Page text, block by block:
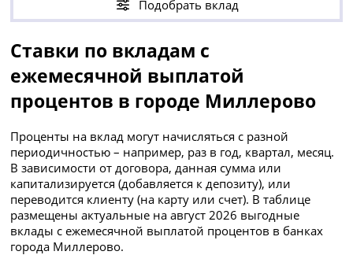
Подобрать вклад
Ставки по вкладам с
ежемесячной выплатой
процентов в городе Миллерово
Проценты на вклад могут начисляться с разной
периодичностью – например, раз в год, квартал, месяц.
В зависимости от договора, данная сумма или
капитализируется (добавляется к депозиту), или
переводится клиенту (на карту или счет). В таблице
размещены актуальные на август 2026 выгодные
вклады с ежемесячной выплатой процентов в банках
города Миллерово.